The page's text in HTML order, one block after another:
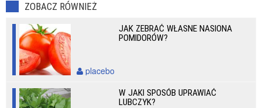
ZOBACZ RÓWNIEŻ
JAK ZEBRAĆ WŁASNE NASIONA
POMIDORÓW?
placebo
W JAKI SPOSÓB UPRAWIAĆ
LUBCZYK?